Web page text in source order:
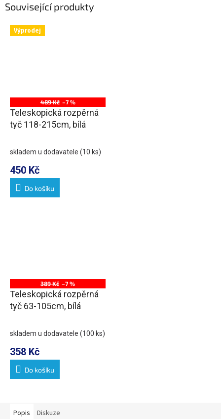
Související produkty
Výprodej
489 Kč –7 %
Teleskopická rozpěrná
tyč 118-215cm, bílá
skladem u dodavatele (10 ks)
450 Kč
Do košíku
389 Kč –7 %
Teleskopická rozpěrná
tyč 63-105cm, bílá
skladem u dodavatele (100 ks)
358 Kč
Do košíku
Popis Diskuze